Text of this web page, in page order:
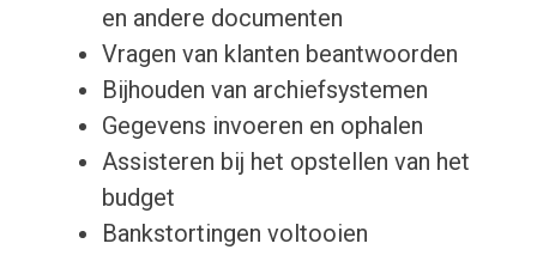
en andere documenten
Vragen van klanten beantwoorden
Bijhouden van archiefsystemen
Gegevens invoeren en ophalen
Assisteren bij het opstellen van het
budget
Bankstortingen voltooien